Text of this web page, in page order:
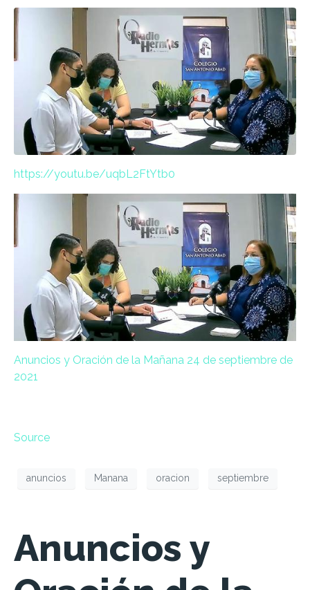
https://youtu.be/uqbL2FtYtb0
Anuncios y Oración de la Mañana 24 de septiembre de
2021
Source
anuncios Manana oracion septiembre
Anuncios y